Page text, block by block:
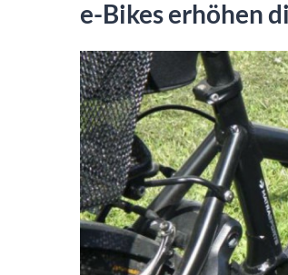
e-Bikes erhöhen